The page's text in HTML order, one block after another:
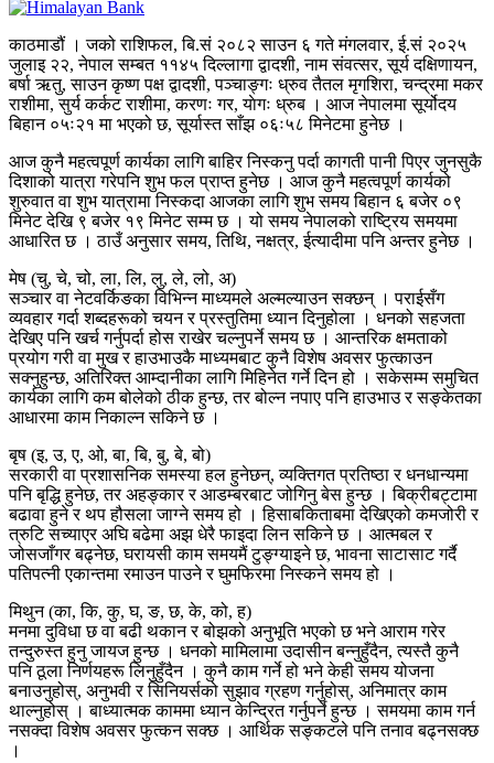
काठमाडौं । जको राशिफल, बि.सं २०८२ साउन ६ गते मंगलवार, ई.सं २०२५
जुलाइ २२, नेपाल सम्बत ११४५ दिल्लागा द्वादशी, नाम संवत्सर, सूर्य दक्षिणायन,
बर्षा ऋतु, साउन कृष्ण पक्ष द्वादशी, पञ्चाङ्गः ध्रुव तैतल मृगशिरा, चन्द्रमा मकर
राशीमा, सुर्य कर्कट राशीमा, करणः गर, याेगः ध्रुब । आज नेपालमा सूर्योदय
बिहान ०५ः२१ मा भएको छ, सूर्यास्त साँझ ०६ः५८ मिनेटमा हुनेछ ।
आज कुनै महत्वपूर्ण कार्यका लागि बाहिर निस्कनु पर्दा कागती पानी पिएर जुनसुकै
दिशाको यात्रा गरेपनि शुभ फल प्राप्त हुनेछ । आज कुनै महत्वपूर्ण कार्यको
शुरुवात वा शुभ यात्रामा निस्कदा आजका लागि शुभ समय बिहान ६ बजेर ०९
मिनेट देखि ९ बजेर १९ मिनेट सम्म छ । यो समय नेपालको राष्ट्रिय समयमा
आधारित छ । ठाउँ अनुसार समय, तिथि, नक्षत्र, ईत्यादीमा पनि अन्तर हुनेछ ।
मेष (चु, चे, चो, ला, लि, लु, ले, लो, अ)
सञ्चार वा नेटवर्किङका विभिन्न माध्यमले अल्मल्याउन सक्छन् । पराईसँग
व्यवहार गर्दा शब्दहरूको चयन र प्रस्तुतिमा ध्यान दिनुहोला । धनको सहजता
देखिए पनि खर्च गर्नुपर्दा होस राखेर चल्नुपर्ने समय छ । आन्तरिक क्षमताको
प्रयोग गरी वा मुख र हाउभाउकै माध्यमबाट कुनै विशेष अवसर फुत्काउन
सक्नुहुन्छ, अतिरिक्त आम्दानीका लागि मिहिनेत गर्ने दिन हो । सकेसम्म समुचित
कार्यका लागि कम बोलेको ठीक हुन्छ, तर बोल्न नपाए पनि हाउभाउ र सङ्केतका
आधारमा काम निकाल्न सकिने छ ।
बृष (इ, उ, ए, ओ, बा, बि, बु, बे, बो)
सरकारी वा प्रशासनिक समस्या हल हुनेछन्, व्यक्तिगत प्रतिष्ठा र धनधान्यमा
पनि बृद्धि हुनेछ, तर अहङ्कार र आडम्बरबाट जोगिनु बेस हुन्छ । बिक्रीबट्टामा
बढावा हुने र थप हौसला जाग्ने समय हो । हिसाबकिताबमा देखिएको कमजोरी र
त्रुटि सच्याएर अघि बढेमा अझ धेरै फाइदा लिन सकिने छ । आत्मबल र
जोसजाँगर बढ्नेछ, घरायसी काम समयमैं टुङ्ग्याइने छ, भावना साटासाट गर्दै
पतिपत्नी एकान्तमा रमाउन पाउने र घुमफिरमा निस्कने समय हो ।
मिथुन (का, कि, कु, घ, ङ, छ, के, को, ह)
मनमा दुविधा छ वा बढी थकान र बोझको अनुभूति भएको छ भने आराम गरेर
तन्दुरुस्त हुनु जायज हुन्छ । धनको मामिलामा उदासीन बन्नुहुँदैन, त्यस्तै कुनै
पनि ठूला निर्णयहरू लिनुहुँदैन । कुनै काम गर्ने हो भने केही समय योजना
बनाउनुहोस्, अनुभवी र सिनियर्सको सुझाव ग्रहण गर्नुहोस्, अनिमात्र काम
थाल्नुहोस् । बाध्यात्मक काममा ध्यान केन्द्रित गर्नुपर्ने हुन्छ । समयमा काम गर्न
नसक्दा विशेष अवसर फुत्कन सक्छ । आर्थिक सङ्कटले पनि तनाव बढ्नसक्छ
।